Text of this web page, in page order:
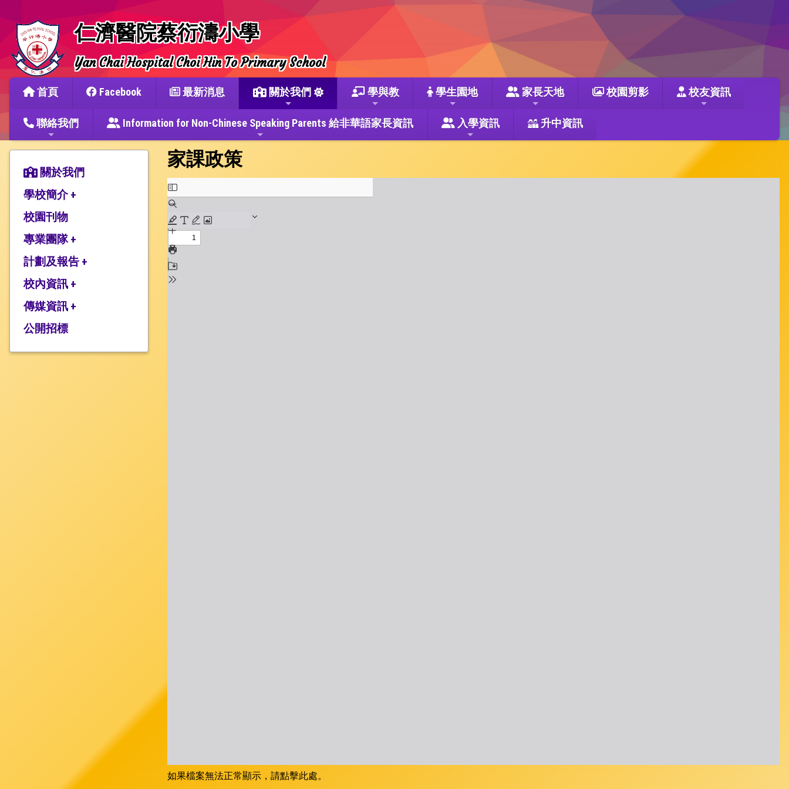
仁濟醫院蔡衍濤小學
Yan Chai Hospital Choi Hin To Primary School
首頁 Facebook 最新消息 關於我們 學與教 學生園地 家長天地 校園剪影 校友資訊
聯絡我們 Information for Non-Chinese Speaking Parents 給非華語家長資訊 入學資訊 升中資訊
關於我們
學校簡介 +
辦學宗旨與簡史
仁濟教育簡介
本校捐建人介紹
校監的話
校園刊物
專業團隊 +
教師團隊
行政架構
計劃及報告 +
2025-2026年度計劃
2024-2025年度報告
2024-2025年度計劃
校內資訊 +
學校設施
校服樣式
傳媒資訊 +
媒體報道
公開招標
家課政策
如果檔案無法正常顯示，請點擊此處。